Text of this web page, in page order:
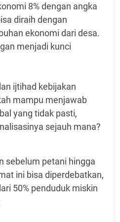
8% dengan angka
diraih dengan
ekonomi dari desa.
menjadi kunci
ijtihad kebijakan
mampu menjawab
yang tidak pasti,
sejauh mana?
sebelum petani hingga
ini bisa diperdebatkan,
50% penduduk miskin